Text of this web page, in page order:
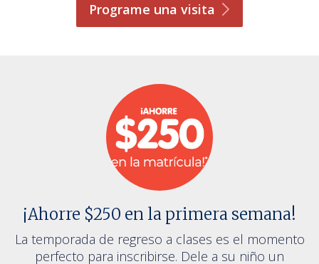
Programe una visita
¡Ahorre $250 en la primera semana!
La temporada de regreso a clases es el momento
perfecto para inscribirse. Dele a su niño un